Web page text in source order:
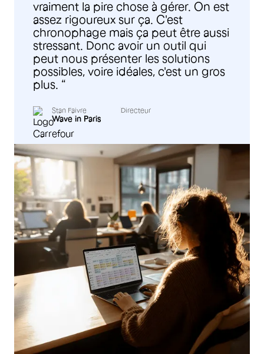
vraiment la pire chose à gérer. On est
assez rigoureux sur ça. C'est
chronophage mais ça peut être aussi
stressant. Donc avoir un outil qui
peut nous présenter les solutions
possibles, voire idéales, c'est un gros
plus. “
Stan Faivre Directeur
Wave in Paris